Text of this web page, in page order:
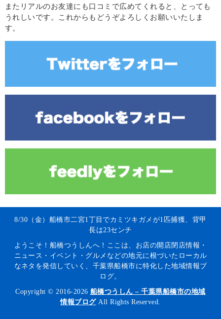
またリアルのお友達にも口コミで広めてくれると、とっても
うれしいです。これからもどうぞよろしくお願いいたしま
す。
8/30（金）船橋市二宮1丁目でカミツキガメが1匹捕獲、背甲
長は23センチ
ようこそ！船橋つうしんへ！ここは、お店の開店閉店情報・
ニュース・イベント・グルメなどの地元に根づいたローカル
なネタを発信していく、千葉県船橋市に特化した地域情報ブ
ログ。
Copyright © 2016-2026 船橋つうしん – 千葉県船橋市の地域
情報ブログAll Rights Reserved.